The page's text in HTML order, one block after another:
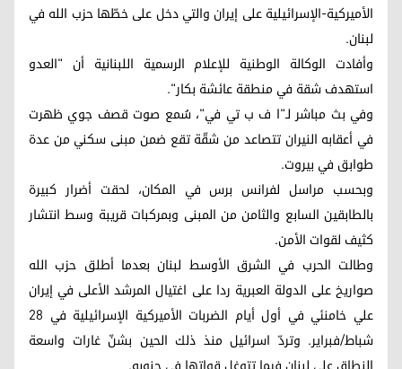
الأميركية-الإسرائيلية على إيران والتي دخل على خطّها حزب الله في
لبنان.
وأفادت الوكالة الوطنية للإعلام الرسمية اللبنانية أن "العدو
استهدف شقة في منطقة عائشة بكار".
وفي بث مباشر لـ"ا ف ب تي في"، سُمع صوت قصف جوي ظهرت
في أعقابه النيران تتصاعد من شقّة تقع ضمن مبنى سكني من عدة
طوابق في بيروت.
وبحسب مراسل لفرانس برس في المكان، لحقت أضرار كبيرة
بالطابقين السابع والثامن من المبنى وبمركبات قريبة وسط انتشار
كثيف لقوات الأمن.
وطالت الحرب في الشرق الأوسط لبنان بعدما أطلق حزب الله
صواريخ على الدولة العبرية ردا على اغتيال المرشد الأعلى في إيران
علي خامنئي في أول أيام الضربات الأميركية الإسرائيلية في 28
شباط/فبراير. وتردّ اسرائيل منذ ذلك الحين بشنّ غارات واسعة